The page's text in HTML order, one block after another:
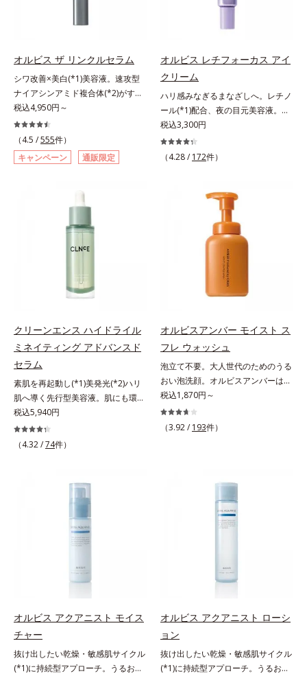
と）ができないというわけではあり
る*5 乾燥、ハリ・ツヤのなさ
キス配合＝うるおいを与えハリと透
明感に満ちた肌へ導く保湿成分*9
メマツヨイグサ抽出液、スイカズラ
エキス配合＝角層のすみずみまで水
分・油分を保ち、ハリ・ツヤを与え
る保湿成分*10 気持ちのことアレ
ルギーテスト済＝全ての方にアレル
ギーが起こらないということではあ
リ感あふれる肌へと導きます。うる
おいに満ちたゆらがない肌をご体感
いただくために設計された3ステッ
プで、いつも力強く美しくあり続け
るあなたを応援します。*1 肌にう
るおいが満ち、維持されている状態
*2 年齢に応じたお手入れのこと
*3 デクスパンテノールW*4
び先行技術調査による当社調べ*5
オトギリソウエキス配合＝肌にうる
ツヤ肌へ導く保湿成分アレルギーテ
スト済＝全ての方にアレルギーが起
微粒子とオイルが肌と汚れの間に入
することを防止し、細かい毛穴汚れ
をごっそりするん！角栓溶解オイル
(*4)が詰まりや黒ずみも溶かして、
毛穴の目立ちにくいすべすべ肌に洗
い上げます。大人肌のためのくすみ
(*5)を晴らすアプローチによって圧
巻の洗浄力と保湿力を叶え、毛穴目
やかな肌に導きます。*1 ポーラ化
成独自の（Ｃ１２－２０）アルキル
グルコシド（保湿）で形成するミセ
ルから、汚れをはね返す水の膜をつ
くる技術が日本初（2024年12月時
点、J－GLOBALによる自社調べ）
*2 オルビス内でかつてないオイル
クレンジングのこと*3 ポーラ化成
ルコシド（保湿）で形成するミセル
*4 炭酸ジカプリリル*5 乾燥や汚れ
による*6 キメの乱れによる＜使用
量目安＞適量＜使用ステップ＞オル
ビス ザ クレンジング オイル ⇒
洗顔料 ⇒ 化粧水 ⇒ 保湿液
※W洗顔が必要です＜使用方法＞1.
適量（2プッシュ程度）をとり、手
くいメイクを落とす際は、乾いた手
にとり、メイクとしっかりなじませ
てください。3.メイクとなじんだ
ら、水またはぬるま湯でよく洗い流
商品ページをご覧ください。・
BEAUTY夏祭りは、こちら
オルビス ザ リンクルセラム
シワ改善×美白(*1)美容液。速攻型
ナイアシンアミド複合体(*2)がすば
やく浸透(*3)。ピンと、パッと。大
人の肌にハリ感を。シワ改善×美白
(*1)美容液。ポーラ化成 研究所の独
自研究で見出した、速攻型ナイアシ
ンアミド複合体(*2)と浸透サポート
有効成分「ナイアシンアミド」の浸
透スピードがアップ(*5)し、浸透し
にくい大人肌の深く(*3)まで素早く
届けます。真皮のコラーゲン産生を
促進し、年齢とともに刻まれる深い
メラニン生成を防ぎ未来のシミ・ソ
バカスを予防します。さらに独自研
(*6)で大人肌にハリ感をプラス。す
るっと伸び広がるテクスチャー
で、"顔全体にご使用いただける設
計"。見えているシワはもちろん、
自分では気づきにくい死角のシワの
改善にも効果を発揮します。*1 メ
ラニンの生成を抑え、シミ・ソバカ
スを防ぐ*2 ナイアシンアミド（有
効成分）、水添大豆リン脂質、フィ
素地、ホホバアルコール、トリステ
アリン酸デカグリセリル（基剤）*5
方との比較*6 ドクダミエキス、シ
クロヘキサンジカルボン酸ビスエト
目安＞パール1粒程度＜ご使用ステ
ップ＞洗顔料 ⇒ 化粧水 ⇒ ザ リン
クルセラム ⇒ 保湿液＜1商品あたり
の使用回数＞通常サイズ：約90回
（1.5ヵ月程度）ラージサイズ：約
180回（3ヵ月程度）各商品の詳し
い情報は商品ページをご覧くださ
い。・BEAUTY夏祭りは、こちら
税込4,950円～
（4.5 /555件）
キャンペーン
通販限定
オルビス レチフォーカス アイ
クリーム
ハリ感みなぎるまなざしへ。レチノ
ール(*1)配合、夜の目元美容液。オ
ルビスの目元技術を結集し、ハリ感
みなぎるまなざしへ。レチノール
(*1)配合の目元美容液です。目元悩
(*2)の2種の成分が深いうるおいを
与え、湧き上がるようなハリ感を呼
び覚まします。ハリ膜がのび広が
り、肌表面にピン！としたハリ感を
与え、さらに疑似セラミド(*3)が角
層の隙間に浸透(*4)。夜のスキンケ
アの最後にプラスすることで乾燥に
よる小ジワを目立たなくし、ハリ感
チノール配合＝保湿成分*2 パルミ
トイルトリペプチド－5配合＝保湿
成分*3 ラウロイルグルタミン酸ジ
（フィトステリル/オクチルドデシ
ル）配合＝保湿成分*4 角層まで
税込3,300円
（4.28 / 172件）
クリーンエンス ハイドライル
ミネイティング アドバンスド
セラム
素肌を再起動し(*1)美発光(*2)ハリ
肌へ導く先行型美容液。肌にも環境
にも、いいことを——。
「CLEANENCE（クリーンエン
ス）」が目指すのは、まっさらな素
されるはずだった原料や資源を「ア
ップサイクル（そのまま再利用する
めるような加工を行う）」。不要と
されるものを生まれ変わらせて新し
力でまっさらな素肌へと導くクリー
ンビューティブランドです。
税込5,940円
（4.32 /74件）
オルビスアンバー モイスト ス
フレ ウォッシュ
泡立て不要。大人世代のためのうる
おい泡洗顔。オルビスアンバーは、
いつも⾃然体で美しくありたいと願
う⼤⼈世代に寄り添うブランドで
す。年齢印象研究に基づいた肌サイ
スタイルになじむ、若々しい印象(*)
リを与え若々しい印象
税込1,870円～
（3.92 / 193件）
オルビス アクアニスト モイス
チャー
抜け出したい乾燥・敏感肌サイクル
(*1)に持続型アプローチ。うるおい
オルビス アクアニスト ローシ
ョン
抜け出したい乾燥・敏感肌サイクル
(*1)に持続型アプローチ。うるおい